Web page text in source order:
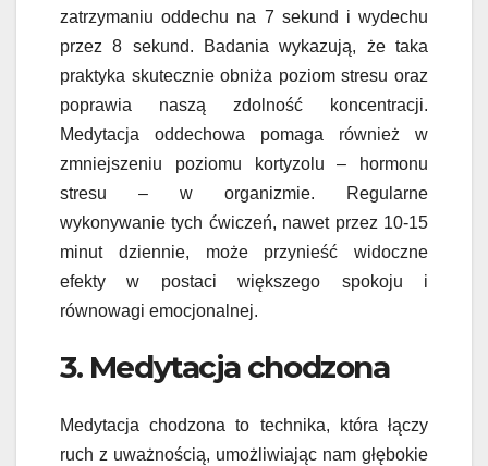
zatrzymaniu oddechu na 7 sekund i wydechu
przez 8 sekund. Badania wykazują, że taka
praktyka skutecznie obniża poziom stresu oraz
poprawia naszą zdolność koncentracji.
Medytacja oddechowa pomaga również w
zmniejszeniu poziomu kortyzolu – hormonu
stresu – w organizmie. Regularne
wykonywanie tych ćwiczeń, nawet przez 10-15
minut dziennie, może przynieść widoczne
efekty w postaci większego spokoju i
równowagi emocjonalnej.
3. Medytacja chodzona
Medytacja chodzona to technika, która łączy
ruch z uważnością, umożliwiając nam głębokie